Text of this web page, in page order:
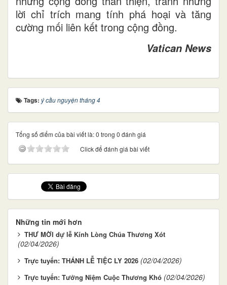
lời chỉ trích mang tính phá hoại và tăng
cường mối liên kết trong cộng đồng.
Vatican News
Tags: ý cầu nguyện tháng 4
Tổng số điểm của bài viết là: 0 trong 0 đánh giá
Click để đánh giá bài viết
Những tin mới hơn
THƯ MỜI dự lễ Kính Lòng Chúa Thương Xót
(02/04/2026)
Trực tuyến: THÁNH LỄ TIỆC LY 2026 (02/04/2026)
Trực tuyến: Tưởng Niệm Cuộc Thương Khó (02/04/2026)